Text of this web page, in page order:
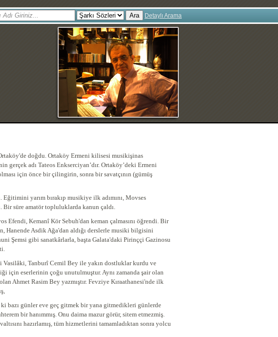
Ara Detaylı Arama
doğdu. Ortaköy Ermeni kilisesi musikişinas
gerçek adı Tateos Enkserciyan’dır. Ortaköy’deki Ermeni
için önce bir çilingirin, sonra bir savatçının (gümüş
çalıştı.
yarım bırakıp musikiye ilk adımını, Movses
Bir süre amatör topluluklarda kanun çaldı.
Efendi, Kemanî Kör Sebuh'dan keman çalmasını öğrendi. Bir
Hanende Asdik Ağa'dan aldığı derslerle musiki bilgisini
Şemsi gibi sanatkârlarla, başta Galata'daki Pirinççi Gazinosu
yönetti.
Vasilâki, Tanburî Cemil Bey ile yakın dostluklar kurdu ve
için eserlerinin çoğu unutulmuştur. Aynı zamanda şair olan
Ahmet Rasim Bey yazmıştır. Fevziye Kıraathanesi'nde ilk
düzeyde çalmış,
bazı günler eve geç gitmek bir yana gitmedikleri günlerde
bir hanımmış. Onu daima mazur görür, sitem etmezmiş.
hazırlamış, tüm hizmetlerini tamamladıktan sonra yolcu